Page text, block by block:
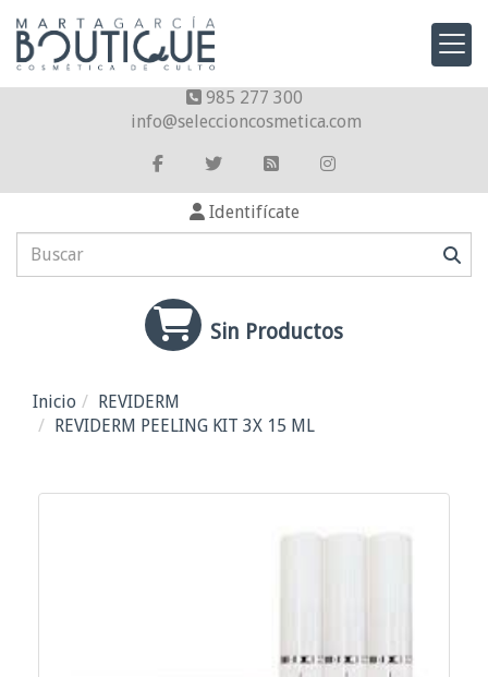
985 277 300
info
seleccioncosmetica.com
Identifícate
Sin Productos
Inicio
REVIDERM
REVIDERM PEELING KIT 3X 15 ML